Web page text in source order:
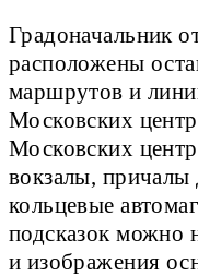
Градоначальник
расположены
маршрутов и
Московских
Московских
вокзалы, причалы
кольцевые
подсказок можно
и изображения